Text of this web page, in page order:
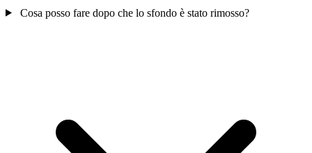
Cosa posso fare dopo che lo sfondo è stato rimosso?